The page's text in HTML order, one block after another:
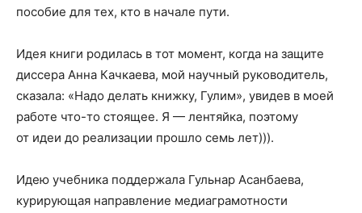
пособие для тех, кто в начале пути.
Идея книги родилась в тот момент, когда на защите
диссера Анна Качкаева, мой научный руководитель,
сказала: «Надо делать книжку, Гулим», увидев в моей
работе что-то стоящее. Я — лентяйка, поэтому
от идеи до реализации прошло семь лет))).
Идею учебника поддержала Гульнар Асанбаева,
курирующая направление медиаграмотности